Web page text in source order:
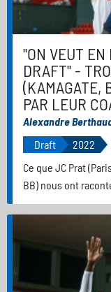
"ON VEUT EN
DRAFT" -
(KAMAGATE,
PAR LEUR
Alexandre
Draft
2022
Ce que JC Prat
BB) nous ont